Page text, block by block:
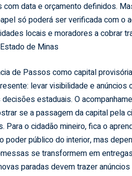
com data e orçamento definidos.
só poderá ser verificada com o
locais e moradores a cobrar
Estado de Minas
de Passos como capital
levar visibilidade e
estaduais. O
se a passagem da capital pela
Para o cidadão mineiro, fica o
poder público do interior, mas
se transformem em
paradas devem trazer